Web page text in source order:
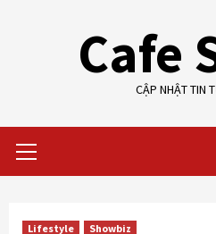
Cafe
CẬP NHẬT TIN
Menu
Lifestyle Showbiz